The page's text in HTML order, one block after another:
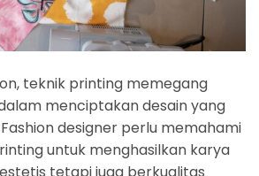
teknik printing memegang
menciptakan desain yang
designer perlu memahami
untuk menghasilkan karya